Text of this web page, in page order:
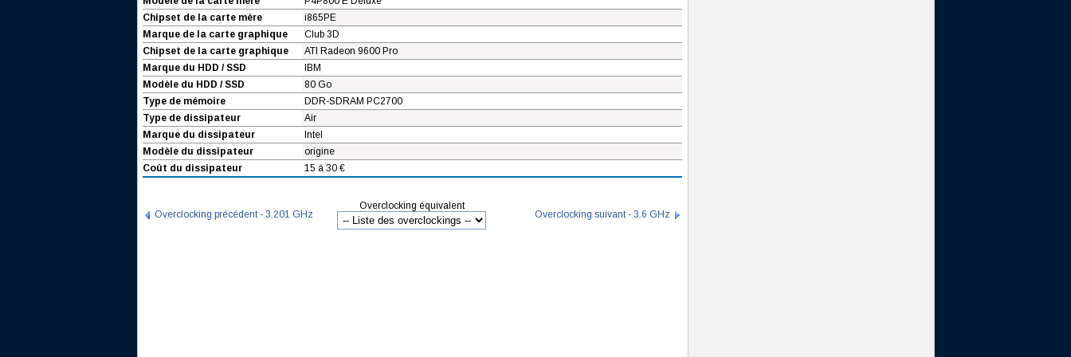
Chipset de la carte mère
i865PE
Marque de la carte graphique
Club 3D
Chipset de la carte graphique
ATI Radeon 9600 Pro
Marque du HDD / SSD
IBM
Modèle du HDD / SSD
80 Go
Type de mémoire
DDR-SDRAM PC2700
Type de dissipateur
Air
Marque du dissipateur
Intel
Modèle du dissipateur
origine
Coût du dissipateur
15 à 30 €
Overclocking précédent - 3.201 GHz
Overclocking équivalent
Overclocking suivant - 3.6 GHz